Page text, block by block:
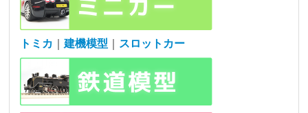
トミカ ｜建機模型 スロットカー